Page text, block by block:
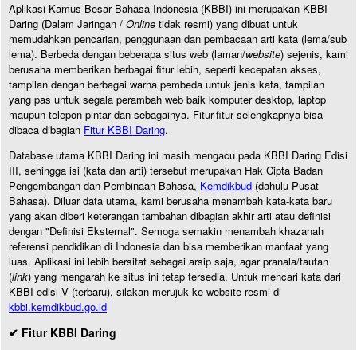
Aplikasi Kamus Besar Bahasa Indonesia (KBBI) ini merupakan KBBI
Daring (Dalam Jaringan / Online tidak resmi) yang dibuat untuk
memudahkan pencarian, penggunaan dan pembacaan arti kata (lema/sub
lema). Berbeda dengan beberapa situs web (laman/website) sejenis, kami
berusaha memberikan berbagai fitur lebih, seperti kecepatan akses,
tampilan dengan berbagai warna pembeda untuk jenis kata, tampilan
yang pas untuk segala perambah web baik komputer desktop, laptop
maupun telepon pintar dan sebagainya. Fitur-fitur selengkapnya bisa
dibaca dibagian Fitur KBBI Daring.
Database utama KBBI Daring ini masih mengacu pada KBBI Daring Edisi
III, sehingga isi (kata dan arti) tersebut merupakan Hak Cipta Badan
Pengembangan dan Pembinaan Bahasa, Kemdikbud (dahulu Pusat
Bahasa). Diluar data utama, kami berusaha menambah kata-kata baru
yang akan diberi keterangan tambahan dibagian akhir arti atau definisi
dengan "Definisi Eksternal". Semoga semakin menambah khazanah
referensi pendidikan di Indonesia dan bisa memberikan manfaat yang
luas. Aplikasi ini lebih bersifat sebagai arsip saja, agar pranala/tautan
(link) yang mengarah ke situs ini tetap tersedia. Untuk mencari kata dari
KBBI edisi V (terbaru), silakan merujuk ke website resmi di
kbbi.kemdikbud.go.id
✔ Fitur KBBI Daring